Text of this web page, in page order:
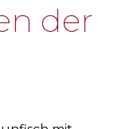
der